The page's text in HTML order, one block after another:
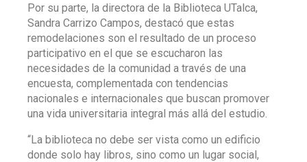
Por su parte, la directora de la Biblioteca UTalca,
Sandra Carrizo Campos, destacó que estas
remodelaciones son el resultado de un proceso
participativo en el que se escucharon las
necesidades de la comunidad a través de una
encuesta, complementada con tendencias
nacionales e internacionales que buscan promover
una vida universitaria integral más allá del estudio.
“La biblioteca no debe ser vista como un edificio
donde solo hay libros, sino como un lugar social,